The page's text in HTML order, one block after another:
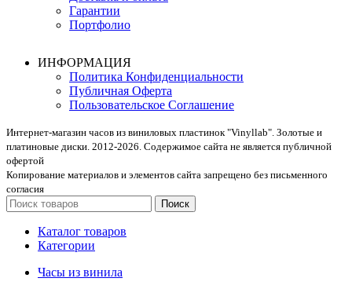
Гарантии
Портфолио
ИНФОРМАЦИЯ
Политика Конфиденциальности
Публичная Оферта
Пользовательское Соглашение
Интернет-магазин часов из виниловых пластинок "Vinyllab". Золотые и
платиновые диски. 2012-2026. Содержимое сайта не является публичной
офертой
Копирование материалов и элементов сайта запрещено без письменного
согласия
Поиск
Каталог товаров
Категории
Часы из винила